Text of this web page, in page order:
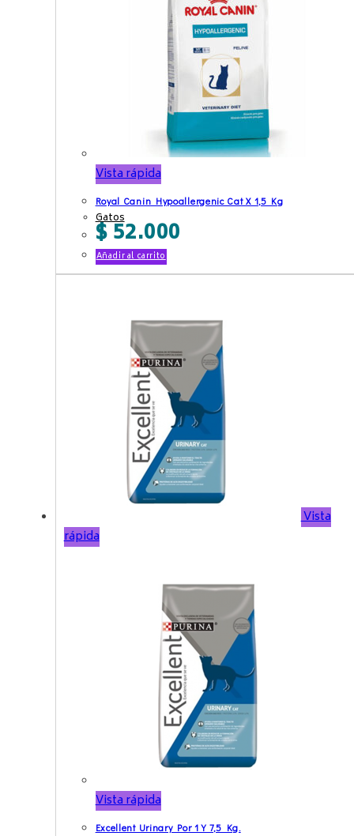
Vista rápida
Royal Canin Hypoallergenic Cat X 1,5 Kg
Gatos
$52.000
Añadir al carrito
Vista
rápida
Vista rápida
Excellent Urinary Por 1 Y 7,5 Kg.